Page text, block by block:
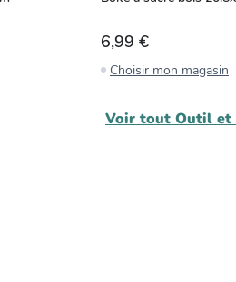
6,99 €
Choisir mon magasin
Voir tout Outil et